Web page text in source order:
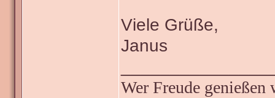
Viele Grüße,
Janus
Wer Freude